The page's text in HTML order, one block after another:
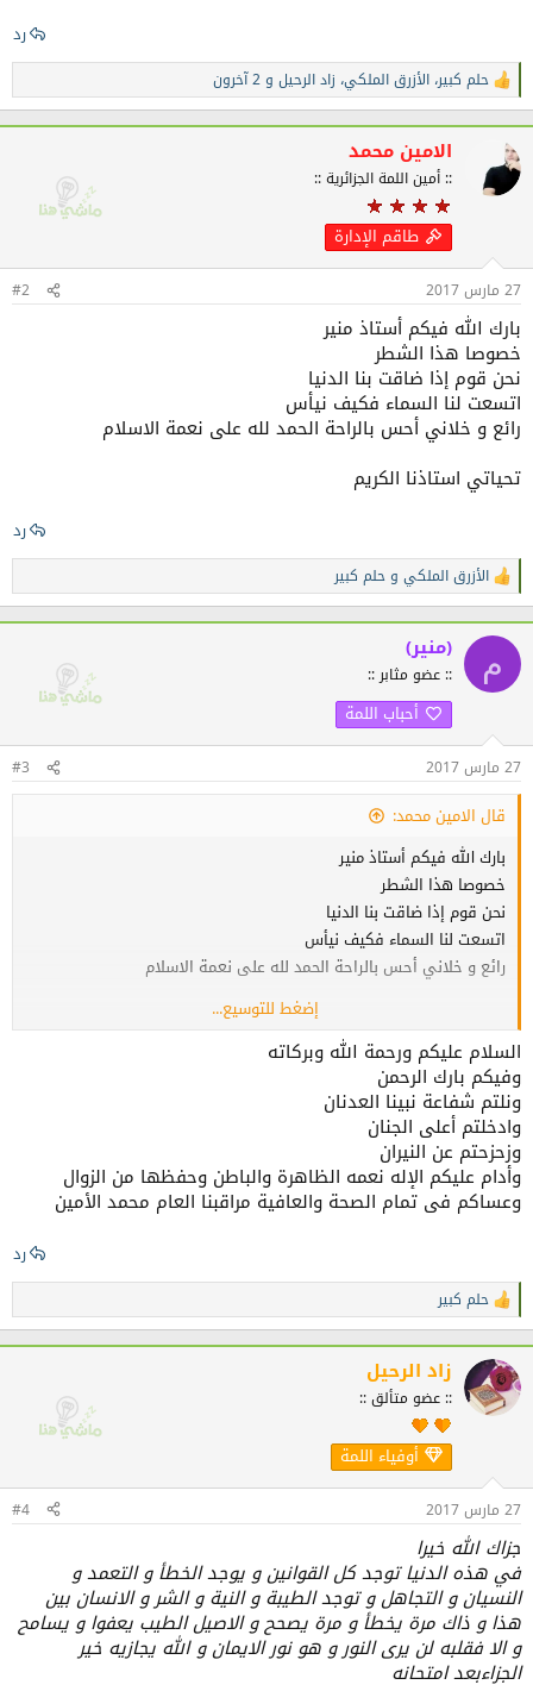
رد
ا
ل
ت
ف
ا
ع
حلم كبير، الأزرق الملكي، زاد الرحيل و 2 آخرون
الامين محمد
:: أمين اللمة الجزائرية ::
طاقم الإدارة
27 مارس 2017 #2
بارك الله فيكم أستاذ منير
خصوصا هذا الشطر
نحن قوم إذا ضاقت بنا الدنيا
اتسعت لنا السماء فكيف نيأس
رائع و خلاني أحس بالراحة الحمد لله على نعمة الاسلام
تحياتي استاذنا الكريم
رد
ا
ل
ت
ف
ع
:
الأزرق الملكي و حلم كبير
م (منير)
:: عضو مثابر ::
أحباب اللمة
27 مارس 2017 #3
قال الامين محمد:
بارك الله فيكم أستاذ منير
خصوصا هذا الشطر
نحن قوم إذا ضاقت بنا الدنيا
اتسعت لنا السماء فكيف نيأس
رائع و خلاني أحس بالراحة الحمد لله على نعمة الاسلام
إضغط للتوسيع...
السلام عليكم ورحمة الله وبركاته
وفيكم بارك الرحمن
ونلتم شفاعة نبينا العدنان
وادخلتم أعلى الجنان
وزحزحتم عن النيران
وأدام عليكم الإله نعمه الظاهرة والباطن وحفظها من الزوال
وعساكم فى تمام الصحة والعافية مراقبنا العام محمد الأمين
رد
ا
ل
ت
ف
ا
ع
حلم كبير
زاد الرحيل
:: عضو متألق ::
أوفياء اللمة
27 مارس 2017 #4
جزاك الله خيرا
في هذه الدنيا توجد كل القوانين و يوجد الخطأ و التعمد و
النسيان و التجاهل و توجد الطيبة و النية و الشر و الانسان بين
هذا و ذاك مرة يخطأ و مرة يصحح و الاصيل الطيب يعفوا و يسامح
و الا فقلبه لن يرى النور و هو نور الايمان و الله يجازيه خير
الجزاءبعد امتحانه